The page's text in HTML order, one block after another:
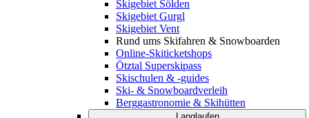
Skigebiet Sölden
Skigebiet Gurgl
Skigebiet Vent
Rund ums Skifahren & Snowboarden
Online-Skiticketshops
Ötztal Superskipass
Skischulen & -guides
Ski- & Snowboardverleih
Berggastronomie & Skihütten